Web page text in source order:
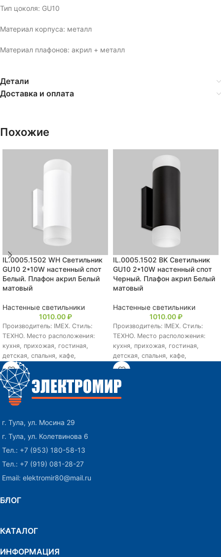
Тип цоколя: GU10
Материал корпуса: металл
Материал плафонов: акрил + металл
Детали
Доставка и оплата
Похожие
IL.0005.1502 WH Светильник
GU10 2*10W настенный спот
Белый. Плафон акрил Белый
матовый
Настенные светильники
1010.00₽
Производитель: IMEX. Стиль:
ТЕХНО. Место расположения:
кухня, прихожая, гостиная,
детская, спальня, кафе,
ресторан, для маленьких
помещений. Количество
плафонов: 1. Тип
IL.0005.1502 BK Светильник
GU10 2*10W настенный спот
Черный. Плафон акрил Белый
матовый
Настенные светильники
1010.00₽
Производитель: IMEX. Стиль:
ТЕХНО. Место расположения:
кухня, прихожая, гостиная,
детская, спальня, кафе,
ресторан, для маленьких
плафонов: 1. Тип
г. Тула, ул. Мосина 29
г. Тула, ул. Колетвинова 6
Тел.: +7 (953) 180-58-13
Тел.: +7 (919) 081-28-27
Email: elektromir80@mail.ru
БЛОГ
КАТАЛОГ
ИНФОРМАЦИЯ